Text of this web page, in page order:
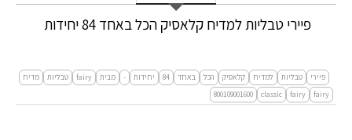
פיירי טבליות למדיח קלאסיק הכל באחד 84 יחידות
פיירי טבליות למדיח קלאסיק הכל באחד 84 יחידות - מבית fairy טבליות
מדיח
fairy
fairy
classic
800109001600